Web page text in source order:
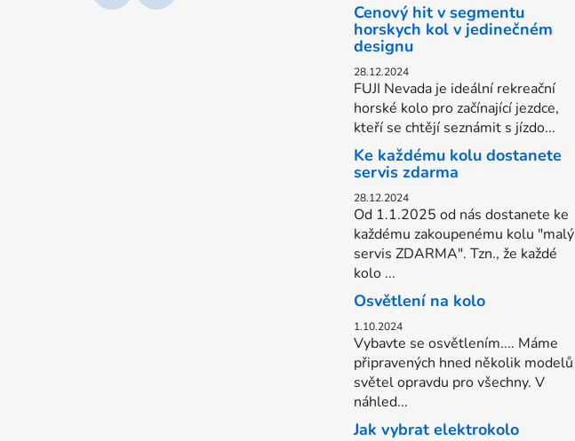
Cenový hit v segmentu
horskych kol v jedinečném
designu
28.12.2024
FUJI Nevada je ideální rekreační
horské kolo pro začínající jezdce,
kteří se chtějí seznámit s jízdo...
Ke každému kolu dostanete
servis zdarma
28.12.2024
Od 1.1.2025 od nás dostanete ke
každému zakoupenému kolu "malý
servis ZDARMA". Tzn., že každé
kolo ...
Osvětlení na kolo
1.10.2024
Vybavte se osvětlením.... Máme
připravených hned několik modelů
světel opravdu pro všechny. V
náhled...
Jak vybrat elektrokolo